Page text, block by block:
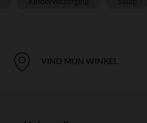
VIND MIJN WINKEL